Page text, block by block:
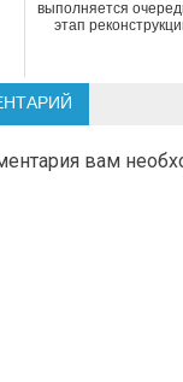
выполняется
этап
вам